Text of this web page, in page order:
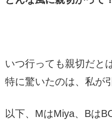
いつ行っても親切だと
特に驚いたのは、私が
以下、MはMiya、Bは